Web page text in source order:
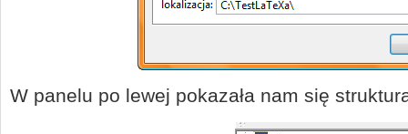
W panelu po lewej pokazała nam się